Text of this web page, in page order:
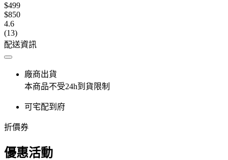
$499
$850
4.6
(13)
配送資訊
廠商出貨
本商品不受24h到貨限制
可宅配到府
折價券
優惠活動